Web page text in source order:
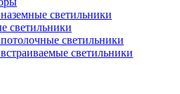
светильники
светильники
светильники
светильники